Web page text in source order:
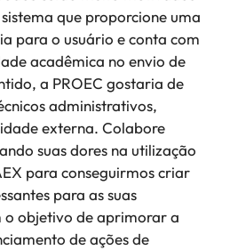
que proporcione uma
para o usuário e conta com
acadêmica no envio de
a PROEC gostaria de
administrativos,
externa. Colabore
suas dores na utilização
para conseguirmos criar
para as suas
o objetivo de aprimorar a
de ações de